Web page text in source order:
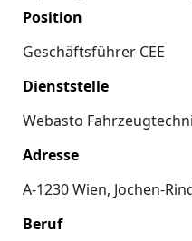
Position
Geschäftsführer CEE
Dienststelle
Webasto
Adresse
A-1230 Wien, Jochen-
Beruf